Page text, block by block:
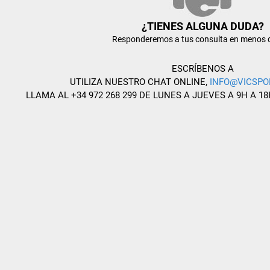
¿TIENES ALGUNA DUDA?
Responderemos a tus consulta en menos
ESCRÍBENOS A
UTILIZA NUESTRO CHAT ONLINE,
LLAMA AL +34 972 268 299 DE LUNES A JUEVES A 9H A